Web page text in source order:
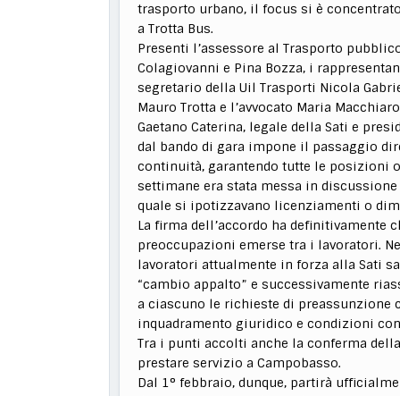
trasporto urbano, il focus si è
a Trotta Bus.
Presenti l’assessore al Trasporto
Colagiovanni e Pina Bozza, i
segretario della Uil Trasporti Nicola
Mauro Trotta e l’avvocato Maria
Gaetano Caterina, legale della Sati e
dal bando di gara impone il passaggio
continuità, garantendo tutte le posizioni
settimane era stata messa in
quale si ipotizzavano licenziamenti o
La firma dell’accordo ha definitivamente
preoccupazioni emerse tra i lavoratori.
lavoratori attualmente in forza alla Sati
“cambio appalto” e successivamente
a ciascuno le richieste di preassunzione
inquadramento giuridico e condizioni
Tra i punti accolti anche la conferma
prestare servizio a Campobasso.
Dal 1° febbraio, dunque, partirà